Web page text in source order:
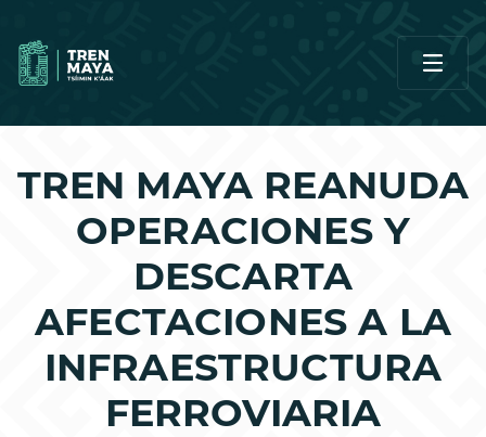
TREN MAYA REANUDA
OPERACIONES Y
DESCARTA
AFECTACIONES A LA
INFRAESTRUCTURA
FERROVIARIA